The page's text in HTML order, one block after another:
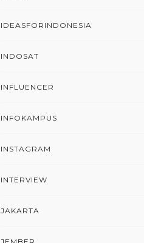
IDEASFORINDONESIA
INDOSAT
INFLUENCER
INFOKAMPUS
INSTAGRAM
INTERVIEW
JAKARTA